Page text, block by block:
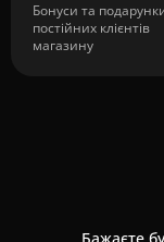
Бонуси та
постійних клієнтів
магазину